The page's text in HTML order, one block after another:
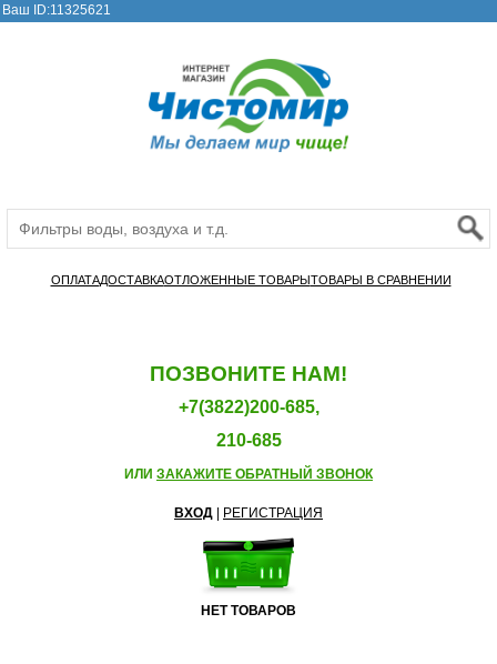
Ваш ID:11325621
ОПЛАТАДОСТАВКАОТЛОЖЕННЫЕ ТОВАРЫТОВАРЫ В СРАВНЕНИИ
ПОЗВОНИТЕ НАМ!
+7(3822)200-685,
210-685
ИЛИ ЗАКАЖИТЕ ОБРАТНЫЙ ЗВОНОК
ВХОД РЕГИСТРАЦИЯ
НЕТ ТОВАРОВ